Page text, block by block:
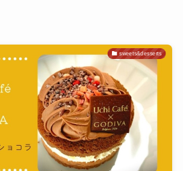
sweets&desserts